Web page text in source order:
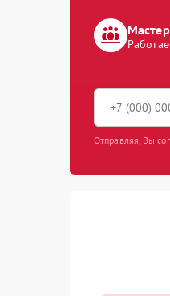
Отправляя, Вы